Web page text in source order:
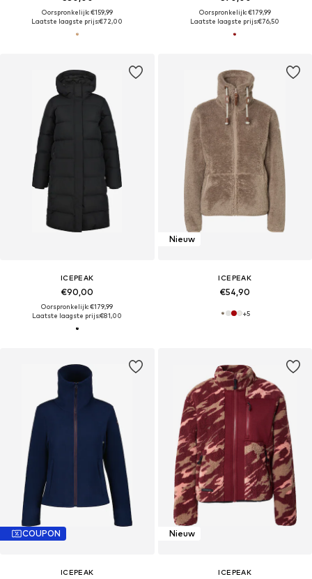
Oorspronkelijk: €159,99
Laatste laagste prijs:€72,00
Oorspronkelijk: €179,99
Laatste laagste prijs:€76,50
ICEPEAK
€90,00
Oorspronkelijk: €179,99
Laatste laagste prijs:€81,00
Nieuw
ICEPEAK
€54,90
+5
COUPON
ICEPEAK
Nieuw
ICEPEAK